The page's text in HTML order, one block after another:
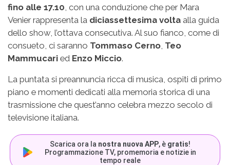
fino alle 17.10, con una conduzione che per Mara
Venier rappresenta la diciassettesima volta alla guida
dello show, l’ottava consecutiva. Al suo fianco, come di
consueto, ci saranno Tommaso Cerno, Teo
Mammucari ed Enzo Miccio.
La puntata si preannuncia ricca di musica, ospiti di primo
piano e momenti dedicati alla memoria storica di una
trasmissione che quest’anno celebra mezzo secolo di
televisione italiana.
Scarica ora la nostra nuova APP, è gratis!
Programmazione TV, promemoria e notizie in
tempo reale